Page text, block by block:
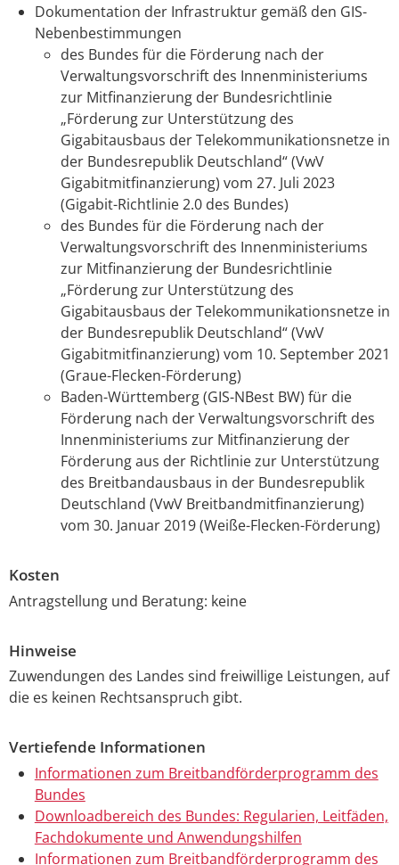
Dokumentation der Infrastruktur gemäß den GIS-
Nebenbestimmungen
des Bundes für die Förderung nach der
Verwaltungsvorschrift des Innenministeriums
zur Mitfinanzierung der Bundesrichtlinie
„Förderung zur Unterstützung des
Gigabitausbaus der Telekommunikationsnetze in
der Bundesrepublik Deutschland“ (VwV
Gigabitmitfinanzierung) vom 27. Juli 2023
(Gigabit-Richtlinie 2.0 des Bundes)
des Bundes für die Förderung nach der
Verwaltungsvorschrift des Innenministeriums
zur Mitfinanzierung der Bundesrichtlinie
„Förderung zur Unterstützung des
Gigabitausbaus der Telekommunikationsnetze in
der Bundesrepublik Deutschland“ (VwV
Gigabitmitfinanzierung) vom 10. September 2021
(Graue-Flecken-Förderung)
Baden-Württemberg (GIS-NBest BW) für die
Förderung nach der Verwaltungsvorschrift des
Innenministeriums zur Mitfinanzierung der
Förderung aus der Richtlinie zur Unterstützung
des Breitbandausbaus in der Bundesrepublik
Deutschland (VwV Breitbandmitfinanzierung)
vom 30. Januar 2019 (Weiße-Flecken-Förderung)
Kosten
Antragstellung und Beratung: keine
Hinweise
Zuwendungen des Landes sind freiwillige Leistungen, auf
die es keinen Rechtsanspruch gibt.
Vertiefende Informationen
Informationen zum Breitbandförderprogramm des
Bundes
Downloadbereich des Bundes: Regularien, Leitfäden,
Fachdokumente und Anwendungshilfen
Informationen zum Breitbandförderprogramm des